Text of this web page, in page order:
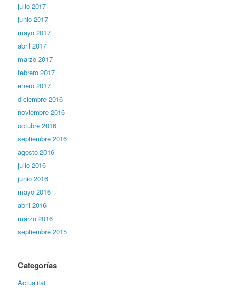
julio 2017
junio 2017
mayo 2017
abril 2017
marzo 2017
febrero 2017
enero 2017
diciembre 2016
noviembre 2016
octubre 2016
septiembre 2016
agosto 2016
julio 2016
junio 2016
mayo 2016
abril 2016
marzo 2016
septiembre 2015
Categorías
Actualitat